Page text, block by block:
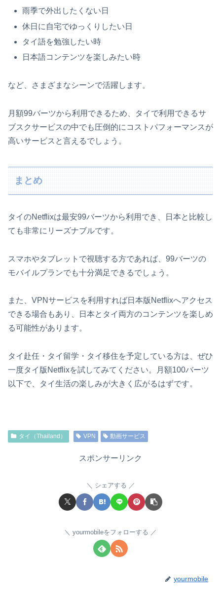
雨季で外出したくない日
休日に自宅でゆっくりしたい日
タイ語を勉強したい時
日本語コンテンツを楽しみたい時
など、さまざまなシーンで活躍します。
月額99バーツから利用できるため、タイで利用できるサ
ブスクサービスの中でも圧倒的にコストパフォーマンスが
高いサービスと言えるでしょう。
まとめ
タイのNetflixは最安99バーツから利用でき、日本と比較し
ても非常にリーズナブルです。
スマホやタブレットで視聴する方であれば、99バーツの
モバイルプランでも十分満足できるでしょう。
また、VPNサービスを利用すれば日本版Netflixへアクセス
できる場合もあり、日本とタイ両方のコンテンツを楽しめ
る可能性があります。
タイ赴任・タイ留学・タイ移住を予定している方は、ぜひ
一度タイ版Netflixを試してみてください。月額100バーツ
以下で、タイ生活の楽しみが大きく広がるはずです。
タイ（Thailand） VPN 動画サービス
スポンサーリンク
シェアする
yourmobileをフォローする
yourmobile